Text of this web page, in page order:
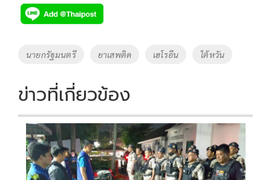
e
b
o
k
tt
er
p
y
Li
k
Tags
นายกรัฐมนตรี ยาเสพติด เฮโรอีน ไต้หวัน
ข่าวที่เกี่ยวข้อง